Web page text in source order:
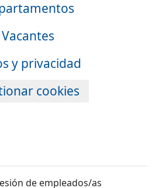
Vacantes
y privacidad
cookies
de empleados/as